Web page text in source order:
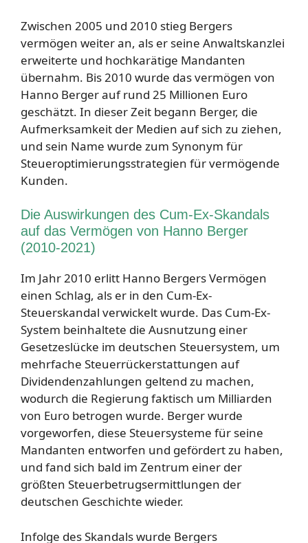
Zwischen 2005 und 2010 stieg Bergers
vermögen weiter an, als er seine Anwaltskanzlei
erweiterte und hochkarätige Mandanten
übernahm. Bis 2010 wurde das vermögen von
Hanno Berger auf rund 25 Millionen Euro
geschätzt. In dieser Zeit begann Berger, die
Aufmerksamkeit der Medien auf sich zu ziehen,
und sein Name wurde zum Synonym für
Steueroptimierungsstrategien für vermögende
Kunden.
Die Auswirkungen des Cum-Ex-Skandals
auf das Vermögen von Hanno Berger
(2010-2021)
Im Jahr 2010 erlitt Hanno Bergers Vermögen
einen Schlag, als er in den Cum-Ex-
Steuerskandal verwickelt wurde. Das Cum-Ex-
System beinhaltete die Ausnutzung einer
Gesetzeslücke im deutschen Steuersystem, um
mehrfache Steuerrückerstattungen auf
Dividendenzahlungen geltend zu machen,
wodurch die Regierung faktisch um Milliarden
von Euro betrogen wurde. Berger wurde
vorgeworfen, diese Steuersysteme für seine
Mandanten entworfen und gefördert zu haben,
und fand sich bald im Zentrum einer der
größten Steuerbetrugsermittlungen der
deutschen Geschichte wieder.
Infolge des Skandals wurde Bergers